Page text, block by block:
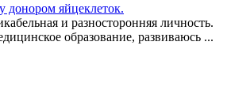
донором яйцеклеток.
и разносторонняя личность.
образование, развиваюсь ...